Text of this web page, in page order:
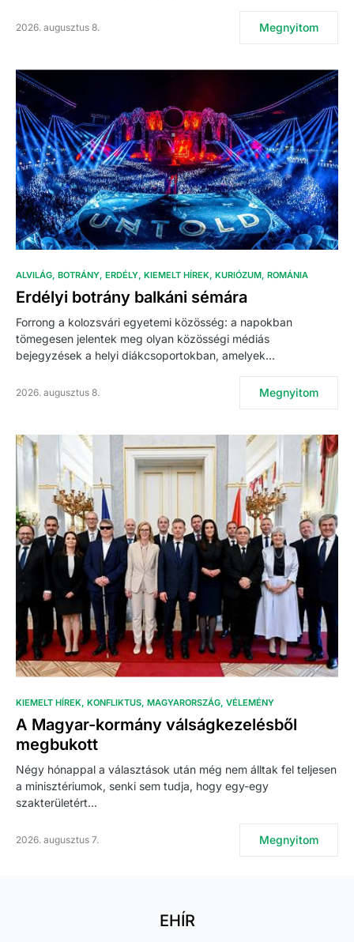
2026. augusztus 8. Megnyitom
ALVILÁG BOTRÁNY ERDÉLY KIEMELT HÍREK KURIÓZUM ROMÁNIA
Erdélyi botrány balkáni sémára
Forrong a kolozsvári egyetemi közösség: a napokban
tömegesen jelentek meg olyan közösségi médiás
bejegyzések a helyi diákcsoportokban, amelyek…
2026. augusztus 8. Megnyitom
KIEMELT HÍREK KONFLIKTUS MAGYARORSZÁG VÉLEMÉNY
A Magyar-kormány válságkezelésből
megbukott
Négy hónappal a választások után még nem álltak fel teljesen
a minisztériumok, senki sem tudja, hogy egy-egy
szakterületért…
2026. augusztus 7. Megnyitom
EHÍR